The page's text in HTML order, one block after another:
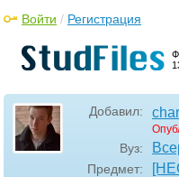
Войти / Регистрация
Добавил:
Вуз:
Предмет:
примере “Песни о
• 4. Термин “роман”.
рыцарский роман на
Тристане и Изольде”.
• 5. Клерикальная
литература: мотивы,
особенности.
• 6. Творчество Данте.
комедия” как